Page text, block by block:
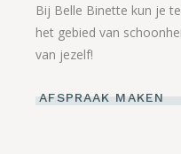
Bij Belle Binette kun je
het gebied van
van jezelf!
AFSPRAAK MAKEN